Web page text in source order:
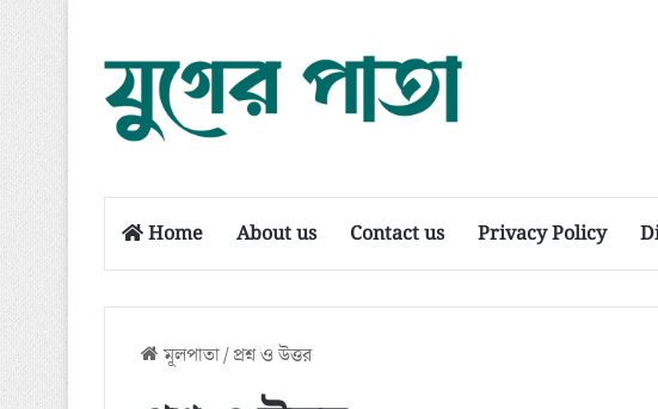
Home About us Contact us Privacy Policy
মূলপাতা/প্রশ্ন ও উত্তর